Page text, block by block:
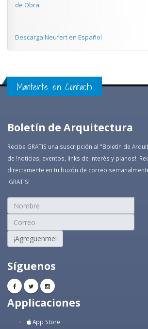
de Obra
Descarga Neufert en Español
Mantente en Contacto
Boletín de Arquitectura
Recibe GRATIS una suscripción al "Boletín de
de !noticias, eventos, links de interés y planos!.
directamente en tu buzón de correo
!GRATIS!
¡Agreguenme!
Síguenos
Applicaciones
App Store